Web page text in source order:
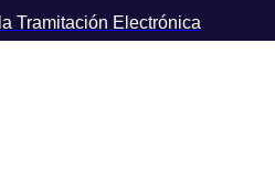
Tramitación Electrónica